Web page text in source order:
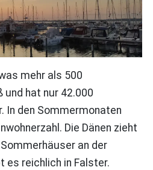
mehr als 500
hat nur 42.000
In den Sommermonaten
Die Dänen zieht
an der
es reichlich in Falster.